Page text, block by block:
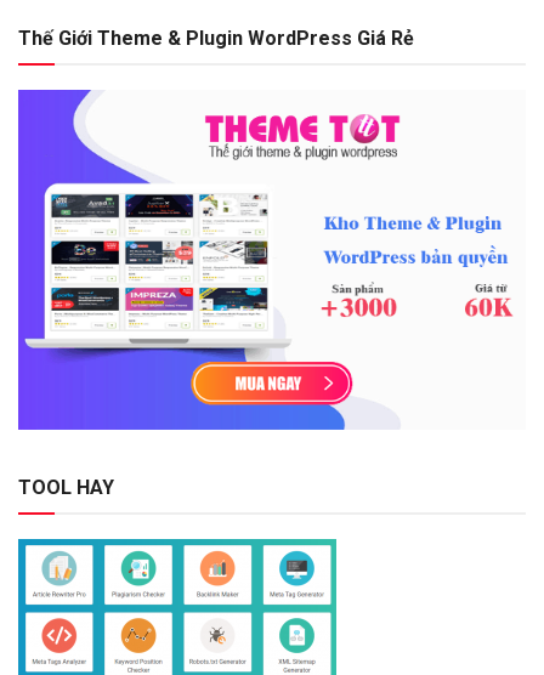
Thế Giới Theme & Plugin WordPress Giá Rẻ
TOOL HAY